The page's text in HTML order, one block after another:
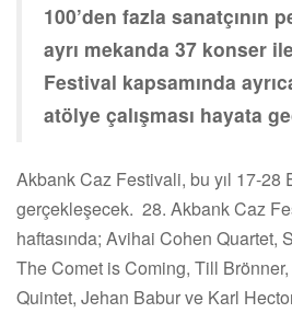
100’den fazla sanatçının
ayrı mekanda 37 konser
Festival kapsamında
atölye çalışması hayata
Akbank Caz Festivali, bu yıl 17-28
gerçekleşecek. 28. Akbank Caz
haftasında; Avihai Cohen Quartet,
The Comet is Coming, Till
Quintet, Jehan Babur ve Karl